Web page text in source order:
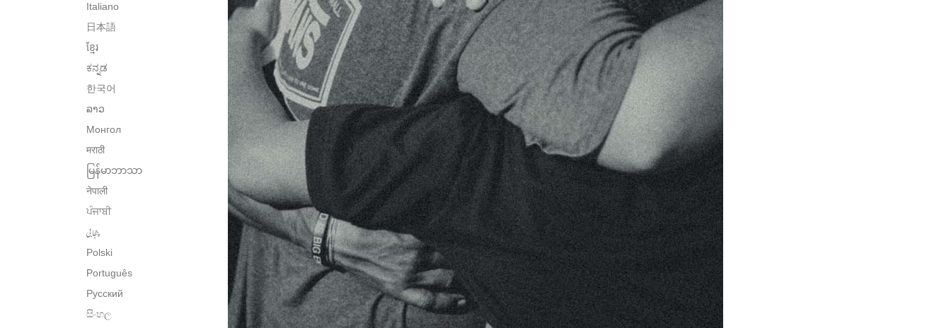
Italiano
日本語
ខ្មែរ
ಕನ್ನಡ
한국어
ລາວ
Монгол
मराठी
မြန်မာဘာသာ
नेपाली
ਪੰਜਾਬੀ
پنجابی
Polski
Português
Русский
සිංහල